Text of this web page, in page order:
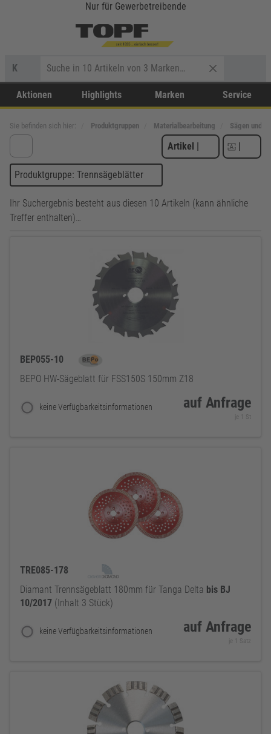
Nur für Gewerbetreibende
K
Aktionen Highlights Marken Service
Sie befinden sich hier: Produktgruppen Materialbearbeitung Sägen und
Artikel | |
Produktgruppe: Trennsägeblätter
Ihr Suchergebnis besteht aus diesen 10 Artikeln (kann ähnliche
Treffer enthalten)…
BEP055-10
BEPO HW-Sägeblatt für FSS150S 150mm Z18
keine Verfügbarkeitsinformationen auf Anfrage
je 1 St
TRE085-178
Diamant Trennsägeblatt 180mm für Tanga Delta bis BJ
10/2017 (Inhalt 3 Stück)
keine Verfügbarkeitsinformationen auf Anfrage
je 1 Satz